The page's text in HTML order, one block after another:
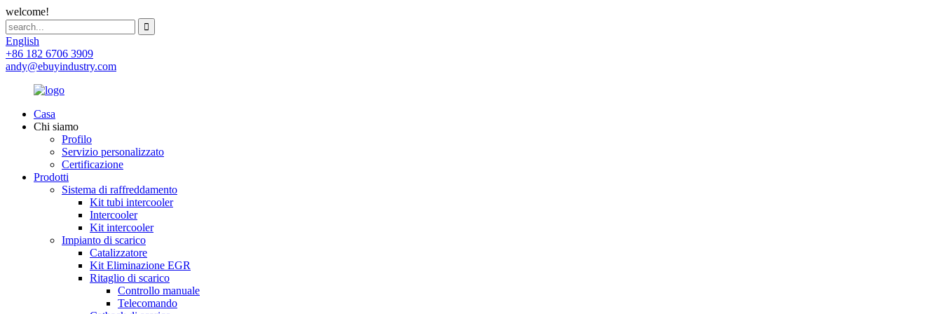
welcome!
English
+86 182 6706 3909
andy@ebuyindustry.com
Casa
Chi siamo
Profilo
Servizio personalizzato
Certificazione
Prodotti
Sistema di raffreddamento
Kit tubi intercooler
Intercooler
Kit intercooler
Impianto di scarico
Catalizzatore
Kit Eliminazione EGR
Ritaglio di scarico
Controllo manuale
Telecomando